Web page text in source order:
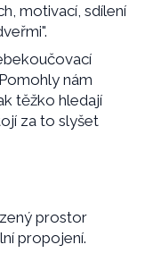
motivací, sdílení
nám
těžko hledají
za to slyšet
prostor
propojení.